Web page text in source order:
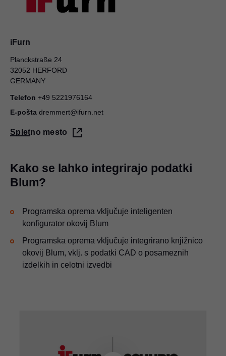
iFurn
Planckstraße 24
32052 HERFORD
GERMANY
Telefon +49 5221976164
E-pošta dremmert@ifurn.net
Spletno mesto
Kako se lahko integrirajo podatki
Blum?
Programska oprema vključuje inteligenten
konfigurator okovij Blum
Programska oprema vključuje integrirano knjižnico
okovij Blum, vklj. s podatki CAD o posameznih
izdelkih in celotni izvedbi